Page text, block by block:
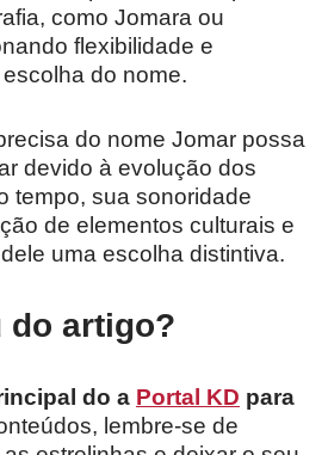
como Jomara ou
flexibilidade e
do nome.
do nome Jomar possa
devido à evolução dos
tempo, sua sonoridade
de elementos culturais e
uma escolha distintiva.
do artigo?
do a Portal KD para
lembre-se de